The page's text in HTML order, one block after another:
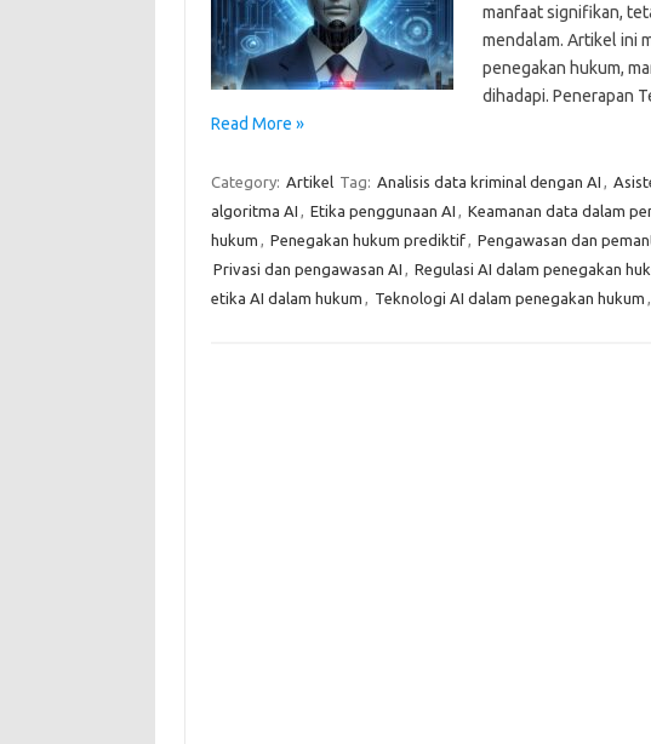
manfaat signifikan,
mendalam. Artikel ini
penegakan hukum,
dihadapi. Penerapan
Read More »
Category: Artikel Tag: Analisis data kriminal dengan AI ,
algoritma AI , Etika penggunaan AI , Keamanan data dalam
hukum , Penegakan hukum prediktif, Pengawasan dan
Privasi dan pengawasan AI , Regulasi AI dalam penegakan
etika AI dalam hukum , Teknologi AI dalam penegakan hukum ,